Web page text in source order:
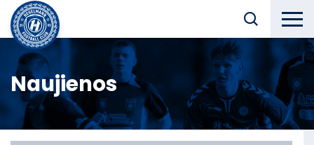
Naujienos